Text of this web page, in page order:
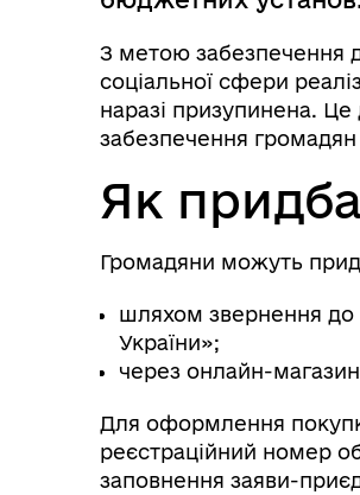
Графіки прийому
З метою забезпечення
соціальної сфери
наразі призупинена. Це
забезпечення
Як
Громадяни можуть
шляхом звернення до
України»;
через онлайн-
Для оформлення
реєстраційний номер
заповнення заяви-